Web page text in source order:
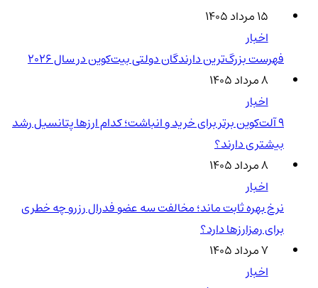
۱۵ مرداد ۱۴۰۵
اخبار
فهرست بزرگ‌ترین دارندگان دولتی بیت‌کوین در سال 2026
۸ مرداد ۱۴۰۵
اخبار
۹ آلت‌کوین برتر برای خرید و انباشت؛ کدام ارزها پتانسیل رشد
بیشتری دارند؟
۸ مرداد ۱۴۰۵
اخبار
نرخ بهره ثابت ماند؛ مخالفت سه عضو فدرال رزرو چه خطری
برای رمزارزها دارد؟
۷ مرداد ۱۴۰۵
اخبار